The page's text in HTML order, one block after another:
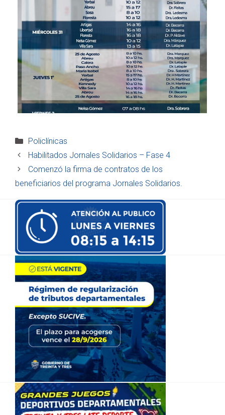
Categorías
Policlínicas
Habilitados Jornales Solidarios – Fase 4
Comenzó la firma de contratos de los
beneficiarios del programa Jornales Solidarios.